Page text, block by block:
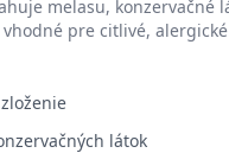
melasu, konzervačné
pre citlivé,
látok